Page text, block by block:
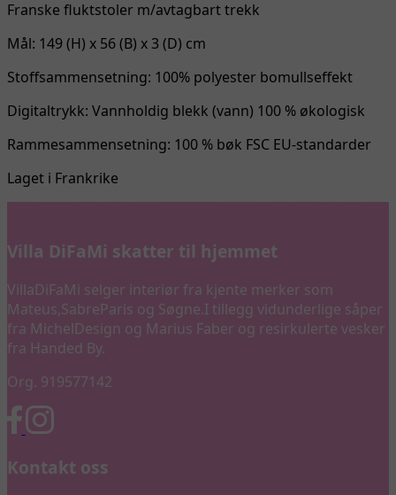
Franske fluktstoler m/avtagbart trekk
Mål: 149 (H) x 56 (B) x 3 (D) cm
Stoffsammensetning: 100% polyester bomullseffekt
Digitaltrykk: Vannholdig blekk (vann) 100 % økologisk
Rammesammensetning: 100 % bøk FSC EU-standarder
Laget i Frankrike
Villa DiFaMi skatter til hjemmet
VillaDiFaMi selger interiør fra kjente merker som
Mateus,SabreParis og Søgne.I tillegg vidunderlige såper
fra MichelDesign og Marius Faber og resirkulerte vesker
fra Handed By.
Org. 919577142
Kontakt oss